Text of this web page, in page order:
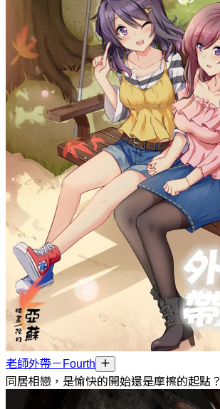
老師外帶－Fourth
同居相戀，是愉快的開始還是摩擦的起點？